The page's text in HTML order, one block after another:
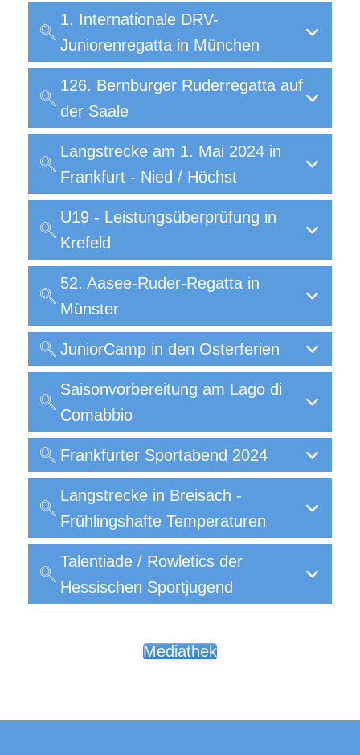
1. Internationale DRV-
Juniorenregatta in München
126. Bernburger Ruderregatta auf
der Saale
Langstrecke am 1. Mai 2024 in
Frankfurt - Nied / Höchst
U19 - Leistungsüberprüfung in
Krefeld
52. Aasee-Ruder-Regatta in
Münster
JuniorCamp in den Osterferien
Saisonvorbereitung am Lago di
Comabbio
Frankfurter Sportabend 2024
Langstrecke in Breisach -
Frühlingshafte Temperaturen
Talentiade / Rowletics der
Hessischen Sportjugend
Mediathek